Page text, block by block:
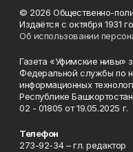
© 2026 Общественно-
Издаётся с октября 1931
Об использовании
Газета «Уфимские нивы»
Федеральной службы по
информационных
Республике
02 - 01805 от 19.05.2025 г.
Телефон
273-92-34 – гл. редактор